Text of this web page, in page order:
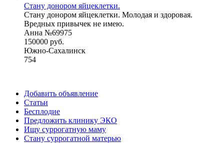
Стану донором яйцеклетки.
Стану донором яйцеклетки. Молодая и здоровая.
Вредных привычек не имею.
Анна №69975
150000 руб.
Южно-Сахалинск
754
Добавить объявление
Статьи
Бесплодие
Предложить клинику ЭКО
Ищу суррогатную маму
Стану суррогатной матерью